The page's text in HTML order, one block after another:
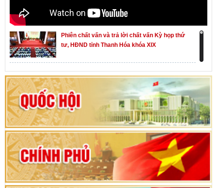
Phiên chất vấn và trả lời chất vấn Kỳ họp thứ
tư, HĐND tỉnh Thanh Hóa khóa XIX
Khai mạc kỳ họp thứ Nhất, Quốc hội khóa XVI
Hướng dẫn quy trình bỏ phiếu bầu cử ĐBQH
khoá XVI và đại biểu HĐND các cấp nhiệm kỳ
2026-2031
80 năm Quốc hội Việt Nam: vì lợi ích Nhân dân,
vì sự phát triển của đất nước
Bộ Chính trị duyệt nội dung Đại hội đại biểu